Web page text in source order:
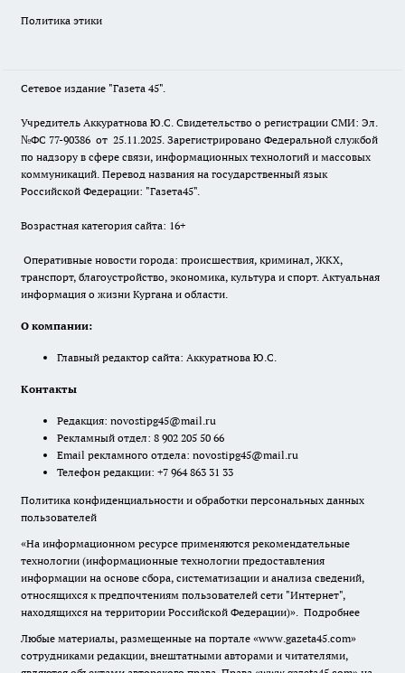
Политика этики
Сетевое издание "Газета 45".
Учредитель Аккуратнова Ю.С. Свидетельство о регистрации СМИ: Эл.
№ФС 77-90386 от 25.11.2025. Зарегистрировано Федеральной службой
по надзору в сфере связи, информационных технологий и массовых
коммуникаций. Перевод названия на государственный язык
Российской Федерации: "Газета45".
Возрастная категория сайта: 16+
Оперативные новости города: происшествия, криминал, ЖКХ,
транспорт, благоустройство, экономика, культура и спорт. Актуальная
информация о жизни Кургана и области.
О компании:
Главный редактор сайта: Аккуратнова Ю.С.
Контакты
Редакция: novostipg45@mail.ru
Рекламный отдел: 8 902 205 50 66
Email рекламного отдела: novostipg45@mail.ru
Телефон редакции: +7 964 863 31 33
Политика конфиденциальности и обработки персональных данных
пользователей
«На информационном ресурсе применяются рекомендательные
технологии (информационные технологии предоставления
информации на основе сбора, систематизации и анализа сведений,
относящихся к предпочтениям пользователей сети "Интернет",
находящихся на территории Российской Федерации)». Подробнее
Любые материалы, размещенные на портале «www.gazeta45.com»
сотрудниками редакции, внештатными авторами и читателями,